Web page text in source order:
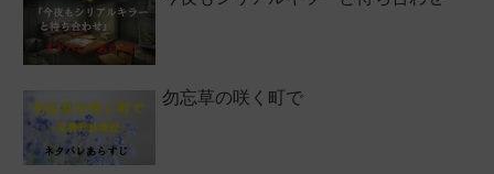
勿忘草の咲く町で